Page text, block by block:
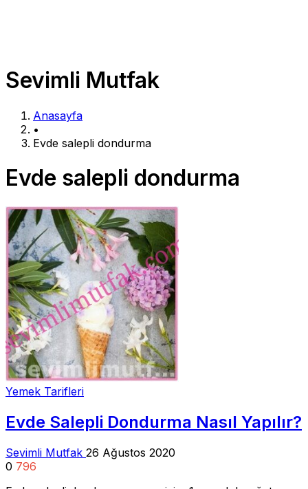
Sevimli Mutfak
Anasayfa
•
Evde salepli dondurma
Evde salepli dondurma
Yemek Tarifleri
Evde Salepli Dondurma Nasıl Yapılır?
Sevimli Mutfak 26 Ağustos 2020
0 796